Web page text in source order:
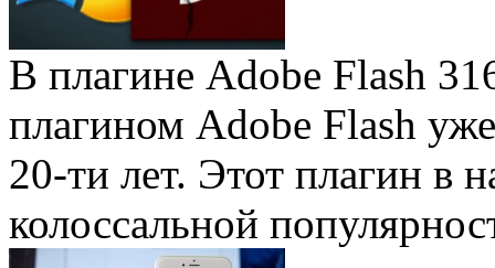
В плагине Adobe Flash
плагином Adobe Flash
20-ти лет. Этот плагин в
колоссальной